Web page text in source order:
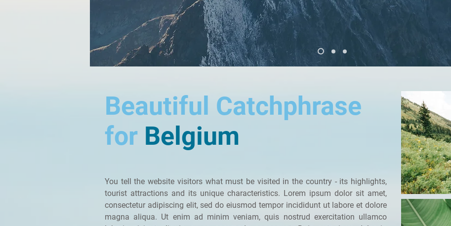
Beautiful Catchphrase
for Belgium
You tell the website visitors what must be visited in the country - its highlights,
tourist attractions and its unique characteristics. Lorem ipsum dolor sit amet,
consectetur adipiscing elit, sed do eiusmod tempor incididunt ut labore et dolore
magna aliqua. Ut enim ad minim veniam, quis nostrud exercitation ullamco